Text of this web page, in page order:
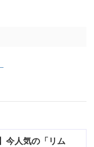
今人気の「リム